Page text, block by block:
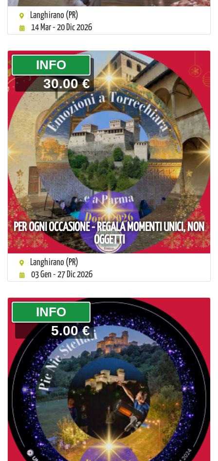
Langhirano (PR)
14 Mar - 20 Dic 2026
PER OGNI OCCASIONE - REGALA MOMENTI UNICI, NON
OGGETTI
­INFO
30.00 €
Langhirano (PR)
03 Gen - 27 Dic 2026
­INFO
5.00 €